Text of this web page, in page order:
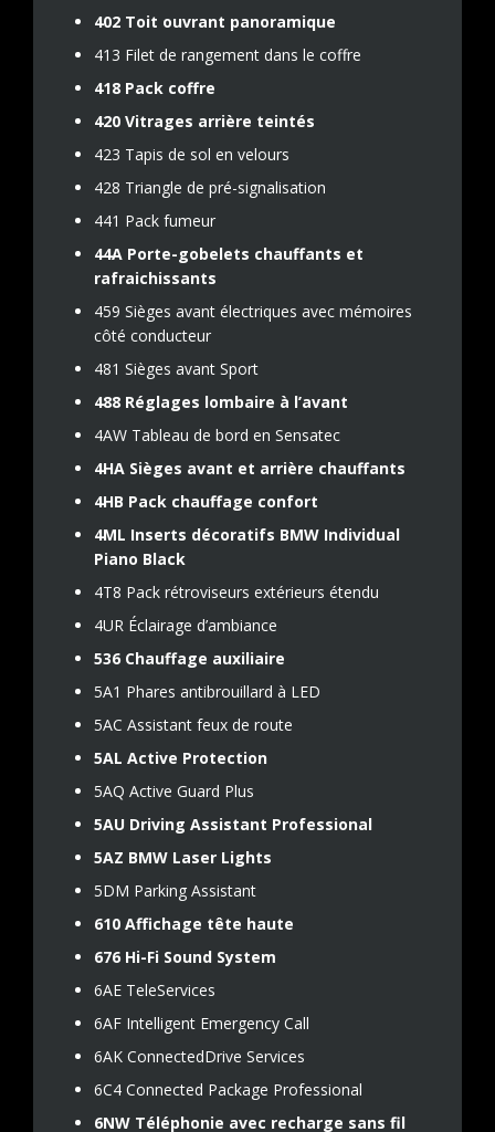
402 Toit ouvrant panoramique
413 Filet de rangement dans le coffre
418 Pack coffre
420 Vitrages arrière teintés
423 Tapis de sol en velours
428 Triangle de pré-signalisation
441 Pack fumeur
44A Porte-gobelets chauffants et
rafraichissants
459 Sièges avant électriques avec mémoires
côté conducteur
481 Sièges avant Sport
488 Réglages lombaire à l’avant
4AW Tableau de bord en Sensatec
4HA Sièges avant et arrière chauffants
4HB Pack chauffage confort
4ML Inserts décoratifs BMW Individual
Piano Black
4T8 Pack rétroviseurs extérieurs étendu
4UR Éclairage d’ambiance
536 Chauffage auxiliaire
5A1 Phares antibrouillard à LED
5AC Assistant feux de route
5AL Active Protection
5AQ Active Guard Plus
5AU Driving Assistant Professional
5AZ BMW Laser Lights
5DM Parking Assistant
610 Affichage tête haute
676 Hi-Fi Sound System
6AE TeleServices
6AF Intelligent Emergency Call
6AK ConnectedDrive Services
6C4 Connected Package Professional
6NW Téléphonie avec recharge sans fil